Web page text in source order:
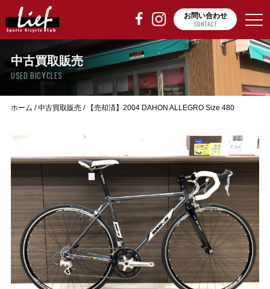
お問い合わせ
CONTACT
中古買取販売
USED BICYCLES
ホーム /中古買取販売/ 【売却済】2004 DAHON ALLEGRO Size 480